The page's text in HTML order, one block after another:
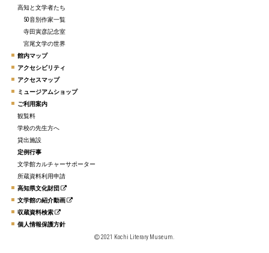
高知と文学者たち
50音別作家一覧
寺田寅彦記念室
宮尾文学の世界
館内マップ
アクセシビリティ
アクセスマップ
ミュージアムショップ
ご利用案内
観覧料
学校の先生方へ
貸出施設
定例行事
文学館カルチャーサポーター
所蔵資料利用申請
高知県文化財団
文学館の紹介動画
収蔵資料検索
個人情報保護方針
2021 Kochi Literary Museum.